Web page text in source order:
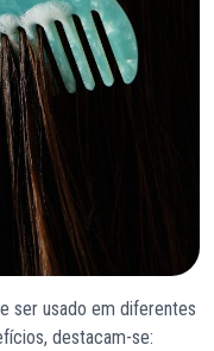
ser usado em diferentes
destacam-se: